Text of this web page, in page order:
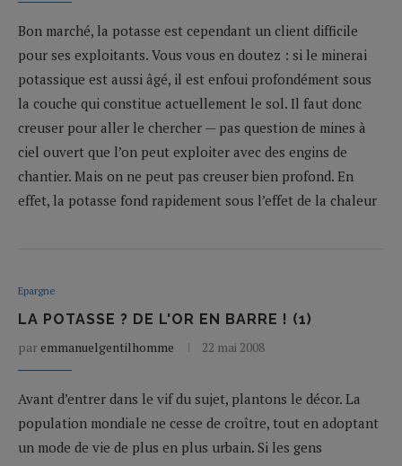
Bon marché, la potasse est cependant un client difficile
pour ses exploitants. Vous vous en doutez : si le minerai
potassique est aussi âgé, il est enfoui profondément sous
la couche qui constitue actuellement le sol. Il faut donc
creuser pour aller le chercher — pas question de mines à
ciel ouvert que l’on peut exploiter avec des engins de
chantier. Mais on ne peut pas creuser bien profond. En
effet, la potasse fond rapidement sous l’effet de la chaleur
Epargne
LA POTASSE ? DE L'OR EN BARRE ! (1)
paremmanuelgentilhomme 22 mai 2008
Avant d’entrer dans le vif du sujet, plantons le décor. La
population mondiale ne cesse de croître, tout en adoptant
un mode de vie de plus en plus urbain. Si les gens